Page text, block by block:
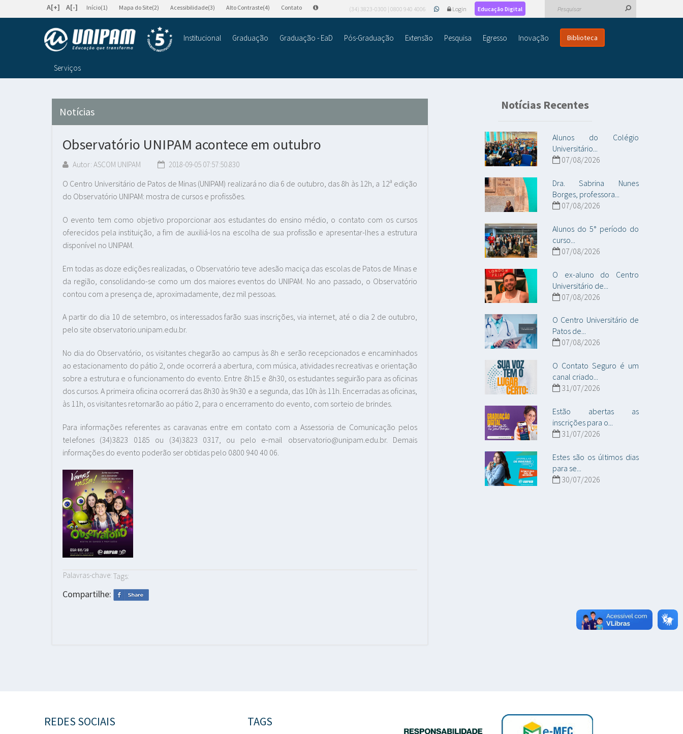
A[+] A[-] Início(1) Mapa do Site(2) Acessibilidade(3) Alto Contraste(4) Contato (34) 3823-0300 | 0800 940 4006 Login Educação Digital
Institucional Graduação Graduação - EaD Pós-Graduação Extensão Pesquisa Egresso Inovação Biblioteca
Serviços
Notícias
Observatório UNIPAM acontece em outubro
Autor: ASCOM UNIPAM 2018-09-05 07:57:50.830
O Centro Universitário de Patos de Minas (UNIPAM) realizará no dia 6 de outubro, das 8h às 12h, a 12ª edição
do Observatório UNIPAM: mostra de cursos e profissões.
O evento tem como objetivo proporcionar aos estudantes do ensino médio, o contato com os cursos
oferecidos pela instituição, a fim de auxiliá-los na escolha de sua profissão e apresentar-lhes a estrutura
disponível no UNIPAM.
Em todas as doze edições realizadas, o Observatório teve adesão maciça das escolas de Patos de Minas e
da região, consolidando-se como um dos maiores eventos do UNIPAM. No ano passado, o Observatório
contou com a presença de, aproximadamente, dez mil pessoas.
A partir do dia 10 de setembro, os interessados farão suas inscrições, via internet, até o dia 2 de outubro,
pelo site observatorio.unipam.edu.br.
No dia do Observatório, os visitantes chegarão ao campus às 8h e serão recepcionados e encaminhados
ao estacionamento do pátio 2, onde ocorrerá a abertura, com música, atividades recreativas e orientação
sobre a estrutura e o funcionamento do evento. Entre 8h15 e 8h30, os estudantes seguirão para as oficinas
dos cursos. A primeira oficina ocorrerá das 8h30 às 9h30 e a segunda, das 10h às 11h. Encerradas as oficinas,
às 11h, os visitantes retornarão ao pátio 2, para o encerramento do evento, com sorteio de brindes.
Para informações referentes as caravanas entre em contato com a Assessoria de Comunicação pelos
telefones (34)3823 0185 ou (34)3823 0317, ou pelo e-mail observatorio@unipam.edu.br. Demais
informações do evento poderão ser obtidas pelo 0800 940 40 06.
Palavras-chave: Tags:
Compartilhe:
Notícias Recentes
Alunos do Colégio
Universitário...
07/08/2026
Dra. Sabrina Nunes
Borges, professora...
07/08/2026
Alunos do 5° período do
curso...
07/08/2026
O ex-aluno do Centro
Universitário de...
07/08/2026
O Centro Universitário de
Patos de...
07/08/2026
O Contato Seguro é um
canal criado...
31/07/2026
Estão abertas as
inscrições para o...
31/07/2026
Estes são os últimos dias
para se...
30/07/2026
REDES SOCIAIS TAGS